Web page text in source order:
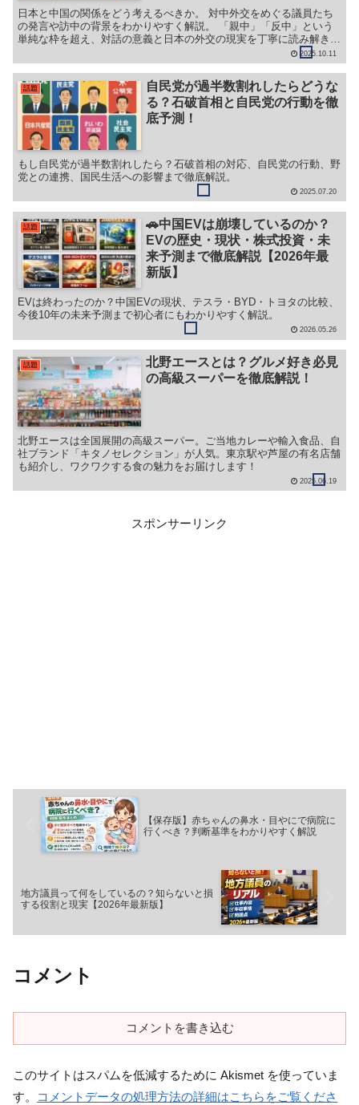
日本と中国の関係をどう考えるべきか。 対中外交をめぐる議員たち
の発言や訪中の背景をわかりやすく解説。 「親中」「反中」という
単純な枠を超え、対話の意義と日本の外交の現実を丁寧に読み解きま
2025.10.11
話題
自民党が過半数割れしたらどうな
る？石破首相と自民党の行動を徹
底予測！
もし自民党が過半数割れしたら？石破首相の対応、自民党の行動、野
党との連携、国民生活への影響まで徹底解説。
2025.07.20
話題
🚗中国EVは崩壊しているのか？
EVの歴史・現状・株式投資・未
来予測まで徹底解説【2026年最
新版】
EVは終わったのか？中国EVの現状、テスラ・BYD・トヨタの比較、
今後10年の未来予測まで初心者にもわかりやすく解説。
2026.05.26
話題
北野エースとは？グルメ好き必見
の高級スーパーを徹底解説！
北野エースは全国展開の高級スーパー。ご当地カレーや輸入食品、自
社ブランド「キタノセレクション」が人気。東京駅や芦屋の有名店舗
も紹介し、ワクワクする食の魅力をお届けします！
2025.06.19
スポンサーリンク
【保存版】赤ちゃんの鼻水・目やにで病院に
行くべき？判断基準をわかりやすく解説
地方議員って何をしているの？知らないと損
する役割と現実【2026年最新版】
コメント
コメントを書き込む
このサイトはスパムを低減するために Akismet を使っていま
す。
コメントデータの処理方法の詳細はこちらをご覧くださ